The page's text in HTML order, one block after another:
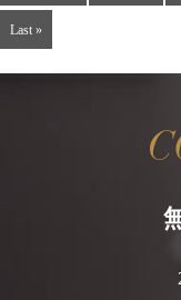
Last »